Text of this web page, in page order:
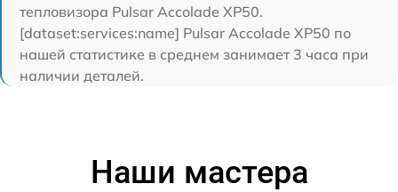
тепловизора Pulsar Accolade XP50.
[dataset:services:name] Pulsar Accolade XP50 по
нашей статистике в среднем занимает 3 часа при
наличии деталей.
Наши мастера